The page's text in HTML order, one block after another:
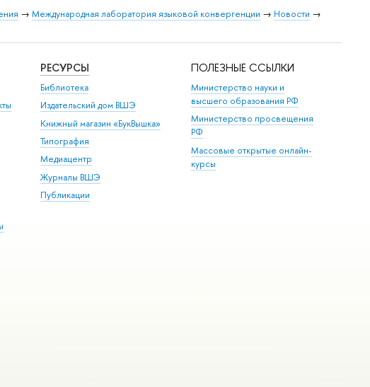
→ Международная лаборатория языковой конвергенции → Новости →
РЕСУРСЫ
Библиотека
Издательский дом ВШЭ
Книжный магазин «БукВышка»
Типография
Медиацентр
Журналы ВШЭ
Публикации
ПОЛЕЗНЫЕ ССЫЛКИ
Министерство науки и
высшего образования РФ
Министерство просвещения
РФ
Массовые открытые онлайн-
курсы